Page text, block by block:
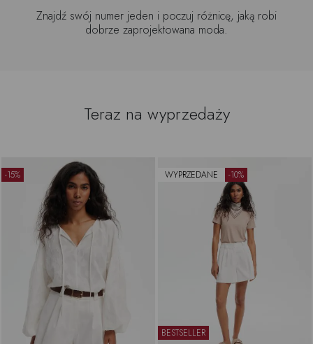
Znajdź swój numer jeden i poczuj różnicę, jaką robi
dobrze zaprojektowana moda.
Teraz na wyprzedaży
-15%
BESTSELLER
WYPRZEDANE -10%